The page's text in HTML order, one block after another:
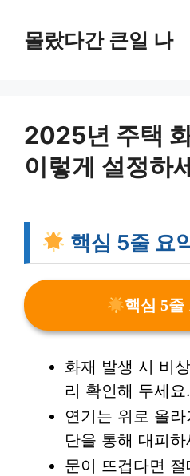
몰랐다간 큰일 나
2025년 주택
이렇게 설정하
핵심 5줄 요
핵심 5줄
화재 발생 시 비
리 확인해 두세요.
연기는 위로 올
단을 통해 대피하
문이 뜨겁다면